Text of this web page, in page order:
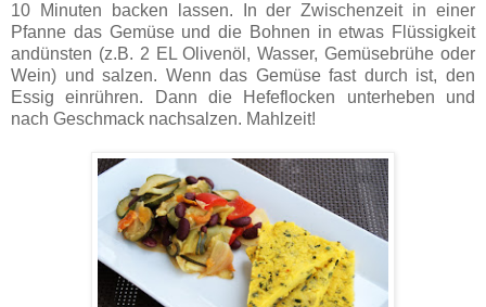
10 Minuten backen lassen. In der Zwischenzeit in einer
Pfanne das Gemüse und die Bohnen in etwas Flüssigkeit
andünsten (z.B. 2 EL Olivenöl, Wasser, Gemüsebrühe oder
Wein) und salzen. Wenn das Gemüse fast durch ist, den
Essig einrühren. Dann die Hefeflocken unterheben und
nach Geschmack nachsalzen. Mahlzeit!